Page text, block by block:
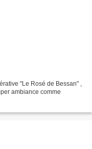
"Le Rosé de Bessan" ,
ambiance comme